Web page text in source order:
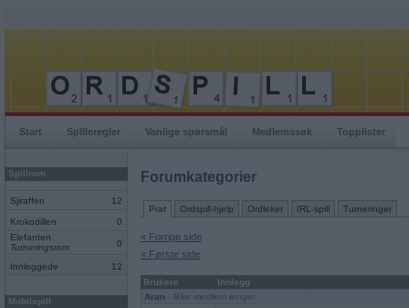
Start Spilleregler Vanlige spørsmål Medlemssøk Topplister
Spillrom
Sjiraffen 12
Krokodillen
0
Elefanten
Turneringsrom
0
Innloggede 12
Mobilspill
Forumkategorier
Prat Ordspill-hjelp Ordleker IRL-spill Turneringer
« Forrige side
« Første side
Brukere
Innlegg
Aran - Ikke medlem lenger